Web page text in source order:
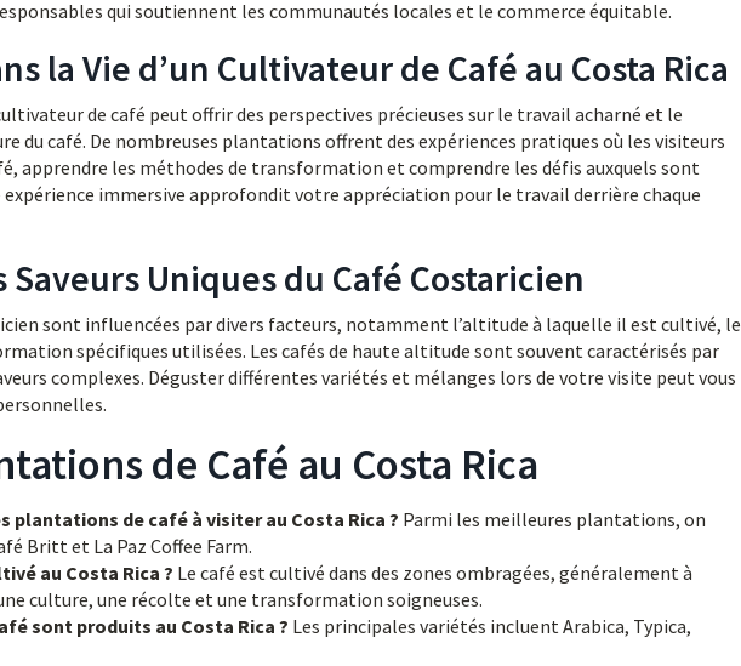
qui soutiennent les communautés locales et le commerce équitable.
la Vie d’un Cultivateur de Café au Costa Rica
de café peut offrir des perspectives précieuses sur le travail acharné et le
du café. De nombreuses plantations offrent des expériences pratiques où les visiteurs
apprendre les méthodes de transformation et comprendre les défis auxquels sont
immersive approfondit votre appréciation pour le travail derrière chaque
Uniques du Café Costaricien
sont influencées par divers facteurs, notamment l’altitude à laquelle il est cultivé, le
spécifiques utilisées. Les cafés de haute altitude sont souvent caractérisés par
complexes. Déguster différentes variétés et mélanges lors de votre visite peut vous
de Café au Costa Rica
plantations de café à visiter au Costa Rica ? Parmi les meilleures plantations, on
Britt et La Paz Coffee Farm.
au Costa Rica ? Le café est cultivé dans des zones ombragées, généralement à
culture, une récolte et une transformation soigneuses.
sont produits au Costa Rica ? Les principales variétés incluent Arabica, Typica,